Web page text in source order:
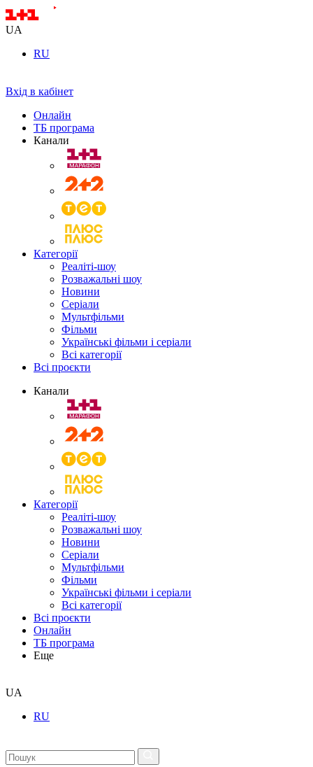
UA
RU
Вхід в кабінет
Онлайн
ТБ програма
Канали
Категорії
Реаліті-шоу
Розважальні шоу
Новини
Серіали
Мультфільми
Фільми
Українські фільми і серіали
Всі категорії
Всі проєкти
Канали
Категорії
Реаліті-шоу
Розважальні шоу
Новини
Серіали
Мультфільми
Фільми
Українські фільми і серіали
Всі категорії
Всі проєкти
Онлайн
ТБ програма
Еще
UA
RU